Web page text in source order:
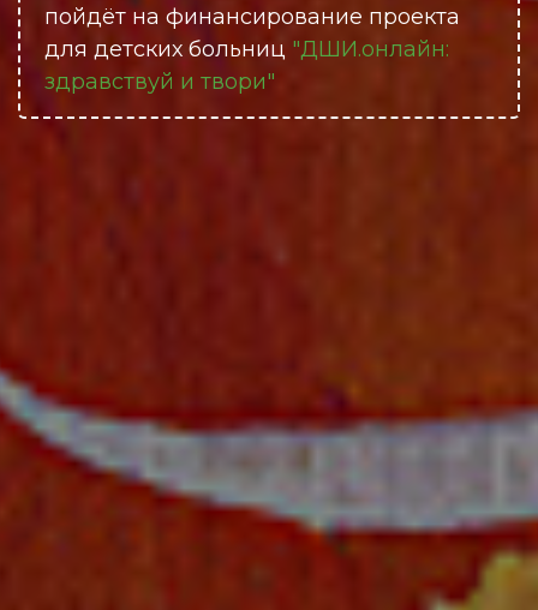
пойдёт на финансирование проекта
для детских больниц "ДШИ.онлайн:
здравствуй и твори"